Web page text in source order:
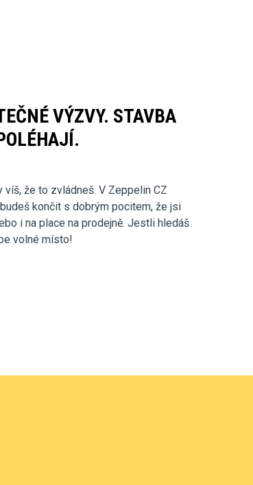
VÝZVY. STAVBA
že to zvládneš. V Zeppelin CZ
končit s dobrým pocitem, že jsi
i na place na prodejně. Jestli hledáš
volné místo!